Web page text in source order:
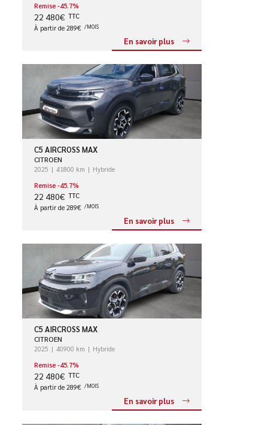
Remise -45.7%
22 480€ TTC
À partir de 289€ /MOIS
En savoir plus
C5 AIRCROSS MAX
CITROEN
2025 41800 km
Hybride
Remise -45.7%
22 480€ TTC
À partir de 289€ /MOIS
En savoir plus
C5 AIRCROSS MAX
CITROEN
2025 40900 km
Hybride
Remise -45.7%
22 480€ TTC
À partir de 289€ /MOIS
En savoir plus